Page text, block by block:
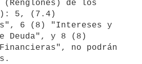
(Renglones) de los
5, (7.4)
6 (8) "Intereses y
Deuda", y 8 (8)
no podrán